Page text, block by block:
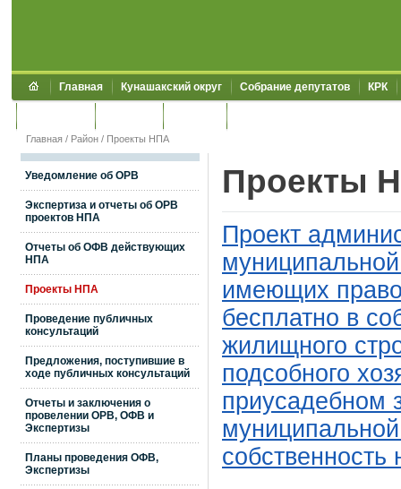
Главная Кунашакский округ Собрание депутатов КРК
Главная / Район / Проекты НПА
Уведомление об ОРВ
Экспертиза и отчеты об ОРВ
проектов НПА
Отчеты об ОФВ действующих
НПА
Проекты НПА
Проведение публичных
консультаций
Предложения, поступившие в
ходе публичных консультаций
Отчеты и заключения о
провелении ОРВ, ОФВ и
Экспертизы
Планы проведения ОФВ,
Экспертизы
Проекты
Проект
имеющих право
бесплатно в
жилищного
подсобного
приусадебном
собственность